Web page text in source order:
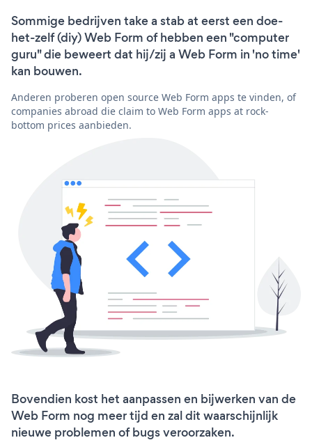
Sommige bedrijven take a stab at eerst een doe-
het-zelf (diy) Web Form of hebben een "computer
guru" die beweert dat hij/zij a Web Form in 'no time'
kan bouwen.
Anderen proberen open source Web Form apps te vinden, of
companies abroad die claim to Web Form apps at rock-
bottom prices aanbieden.
Bovendien kost het aanpassen en bijwerken van de
Web Form nog meer tijd en zal dit waarschijnlijk
nieuwe problemen of bugs veroorzaken.